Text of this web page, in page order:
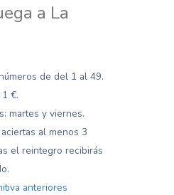
a La
de del 1 al 49.
€.
martes y viernes.
al menos 3
el reintegro recibirás
anteriores